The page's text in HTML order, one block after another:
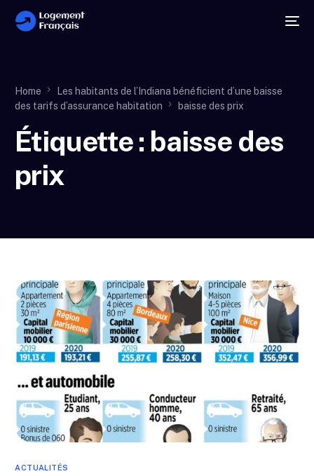
Home
Les habitants de l’Indiana bénéficient d’une baisse
des tarifs d’assurance habitation
baisse des prix
Étiquette : baisse des
prix
ACTUALITÉS